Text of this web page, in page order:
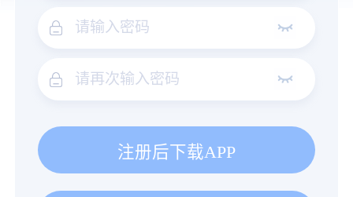
注册后下载APP